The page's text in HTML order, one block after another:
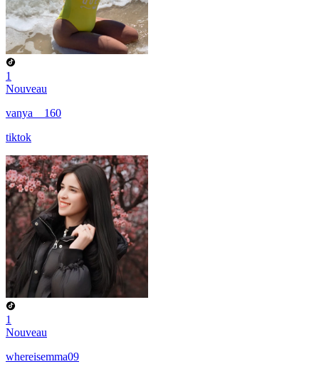
1
Nouveau
vanya__160
tiktok
1
Nouveau
whereisemma09